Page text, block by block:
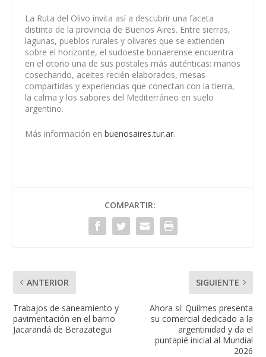
La Ruta del Olivo invita así a descubrir una faceta
distinta de la provincia de Buenos Aires. Entre sierras,
lagunas, pueblos rurales y olivares que se extienden
sobre el horizonte, el sudoeste bonaerense encuentra
en el otoño una de sus postales más auténticas: manos
cosechando, aceites recién elaborados, mesas
compartidas y experiencias que conectan con la tierra,
la calma y los sabores del Mediterráneo en suelo
argentino.
Más información en buenosaires.tur.ar.
COMPARTIR:
ANTERIOR
Trabajos de saneamiento y
pavimentación en el barrio
Jacarandá de Berazategui
SIGUIENTE
Ahora sí: Quilmes presenta
su comercial dedicado a la
argentinidad y da el
puntapié inicial al Mundial
2026